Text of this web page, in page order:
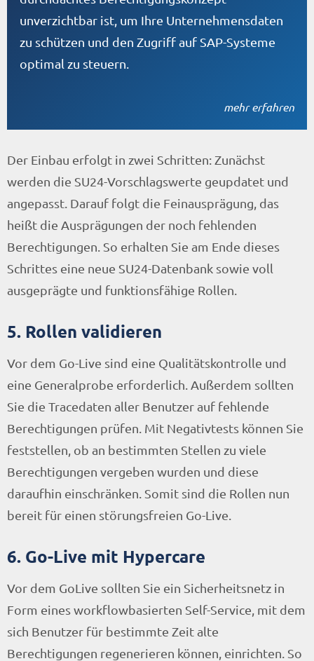
unverzichtbar ist, um Ihre Unternehmensdaten
zu schützen und den Zugriff auf SAP-Systeme
optimal zu steuern.
mehr erfahren
Der Einbau erfolgt in zwei Schritten: Zunächst
werden die SU24-Vorschlagswerte geupdatet und
angepasst. Darauf folgt die Feinausprägung, das
heißt die Ausprägungen der noch fehlenden
Berechtigungen. So erhalten Sie am Ende dieses
Schrittes eine neue SU24-Datenbank sowie voll
ausgeprägte und funktionsfähige Rollen.
5. Rollen validieren
Vor dem Go-Live sind eine Qualitätskontrolle und
eine Generalprobe erforderlich. Außerdem sollten
Sie die Tracedaten aller Benutzer auf fehlende
Berechtigungen prüfen. Mit Negativtests können Sie
feststellen, ob an bestimmten Stellen zu viele
Berechtigungen vergeben wurden und diese
daraufhin einschränken. Somit sind die Rollen nun
bereit für einen störungsfreien Go-Live.
6. Go-Live mit Hypercare
Vor dem GoLive sollten Sie ein Sicherheitsnetz in
Form eines workflowbasierten Self-Service, mit dem
sich Benutzer für bestimmte Zeit alte
Berechtigungen regenerieren können, einrichten. So